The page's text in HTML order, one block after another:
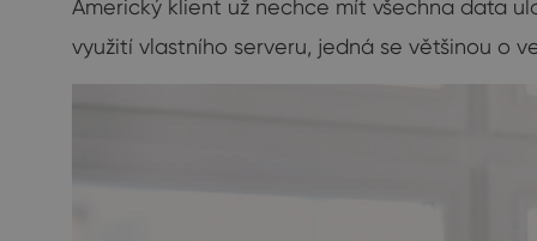
Americký klient už nechce mít všechna data
využití vlastního serveru, jedná se většinou o